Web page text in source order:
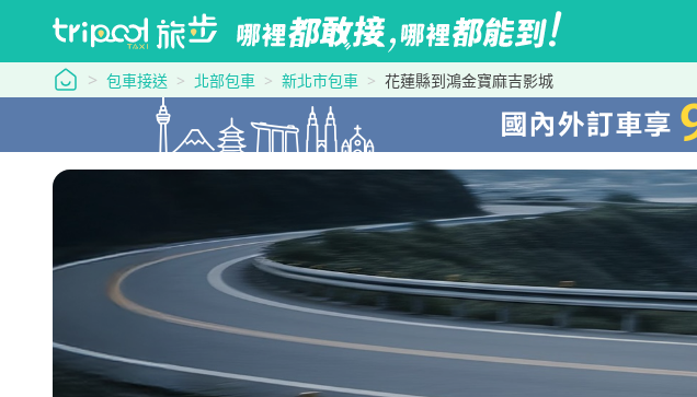
tripool 旅步
包車接送 北部包車 新北市包車 花蓮縣到鴻金寶麻吉影城